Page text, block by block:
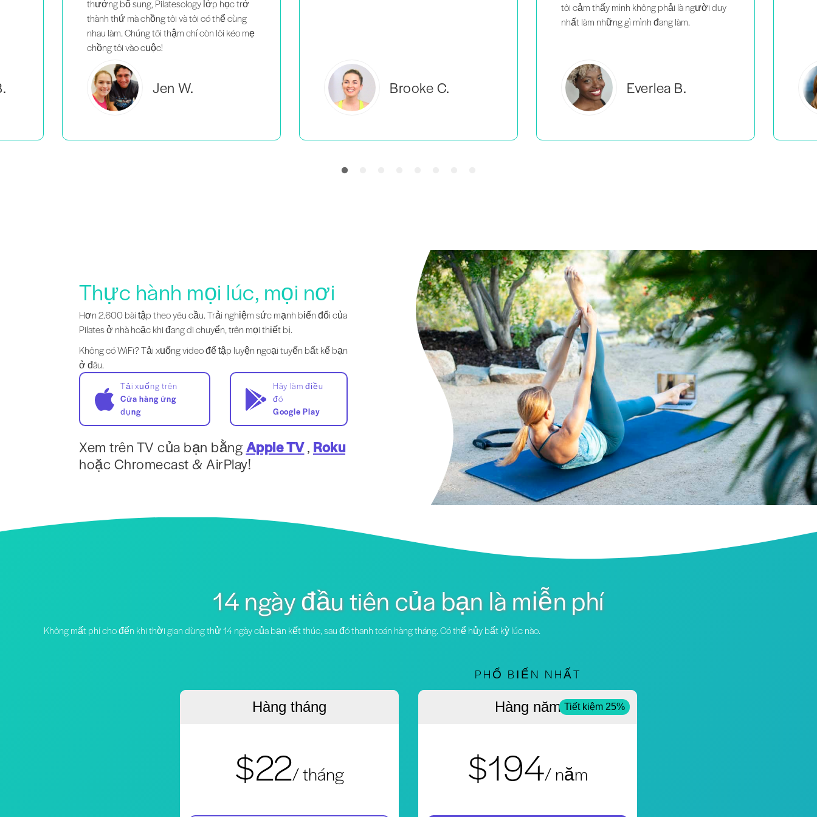
Brooke C. Everlea B. Estelle S.
Thực hành mọi lúc, mọi nơi
Hơn 2.600 bài tập theo yêu cầu. Trải nghiệm sức mạnh biến đổi của
Pilates ở nhà hoặc khi đang di chuyển, trên mọi thiết bị.
Không có WiFi? Tải xuống video để tập luyện ngoại tuyến bất kể bạn
ở đâu.
Tải xuống trên
Cửa hàng ứng
dụng
Hãy làm điều
đó
Google Play
Xem trên TV của bạn bằngApple TV, Roku
hoặc Chromecast & AirPlay!
14 ngày đầu tiên của bạn là miễn phí
Không mất phí cho đến khi thời gian dùng thử 14 ngày của bạn kết thúc, sau đó thanh toán hàng tháng. Có thể hủy bất kỳ lúc nào.
Hàng tháng
$22/ tháng
PHỔ BIẾN NHẤT
Hàng năm Tiết kiệm 25%
$194/ năm